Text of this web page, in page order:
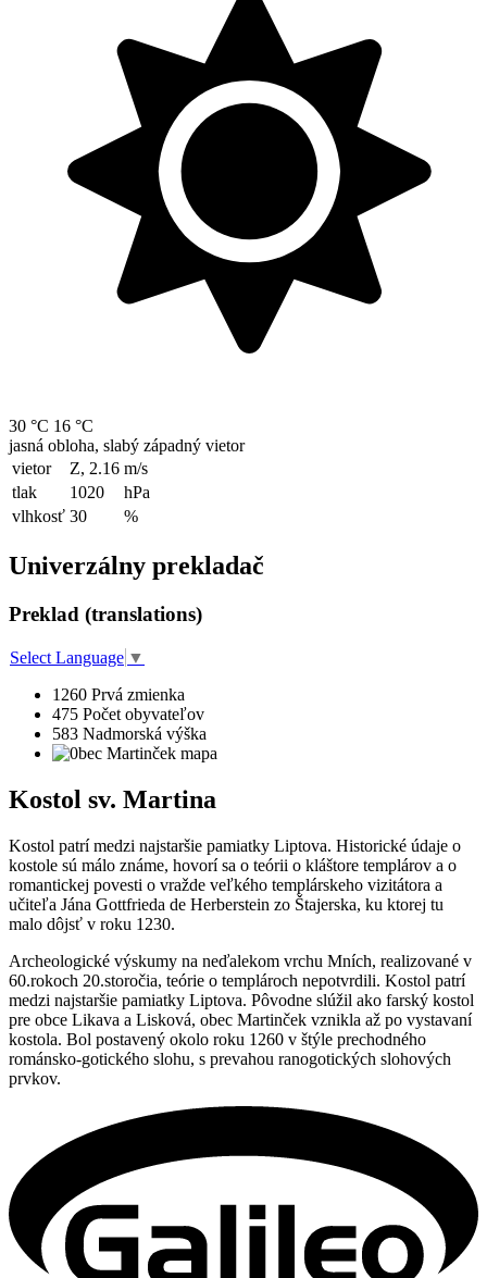
30 °C 16 °C
jasná obloha, slabý západný vietor
vietor
Z, 2.16 m/s
tlak
1020
hPa
vlhkosť 30 %
Univerzálny prekladač
Preklad (translations)
Select Language ▼
1260 Prvá zmienka
475 Počet obyvateľov
583 Nadmorská výška
Kostol sv. Martina
Kostol patrí medzi najstaršie pamiatky Liptova. Historické údaje o
kostole sú málo známe, hovorí sa o teórii o kláštore templárov a o
romantickej povesti o vražde veľkého templárskeho vizitátora a
učiteľa Jána Gottfrieda de Herberstein zo Štajerska, ku ktorej tu
malo dôjsť v roku 1230.
Archeologické výskumy na neďalekom vrchu Mních, realizované v
60.rokoch 20.storočia, teórie o templároch nepotvrdili. Kostol patrí
medzi najstaršie pamiatky Liptova. Pôvodne slúžil ako farský kostol
pre obce Likava a Lisková, obec Martinček vznikla až po vystavaní
kostola. Bol postavený okolo roku 1260 v štýle prechodného
románsko-gotického slohu, s prevahou ranogotických slohových
prvkov.